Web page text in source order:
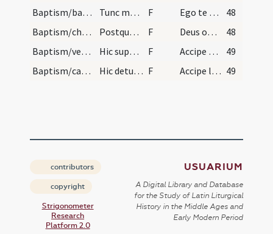
Baptism/baptismal font
Tunc mergat puerum et dicat ... mergat secundo ..… F Ego te baptizo
48
Baptism/chrism
Postquam elevaverit infantem de fonte dicat ... d… F Deus omnipotens ... qui te regeneravit
48
Baptism/vestment
Hic super caput infantis ponatur chrismale vel pa… F Accipe vestem candidam sanctam et immaculatam quam perferas ante tribunal Domini nostri Iesu Christi ut habeas vitam aeternam. Amen. Pax tecum.
49
Baptism/candle
Hic detur candela ardens ad manum dexteram dicend… F Accipe lampadem ardentem irreprehensibilem et custodi baptismum tuum ut cum Dominus ad nuptias venerit possis occurrere obviam ei una cum sanctis in aula caelesti ut habeas vitam aeternam et vivas in saecula saeculorum. Amen. Pax tecum. 49
contributors
copyright
Strigonometer
Research
Platform 2.0
USUARIUM
A Digital Library and Database
for the Study of Latin Liturgical
History in the Middle Ages and
Early Modern Period